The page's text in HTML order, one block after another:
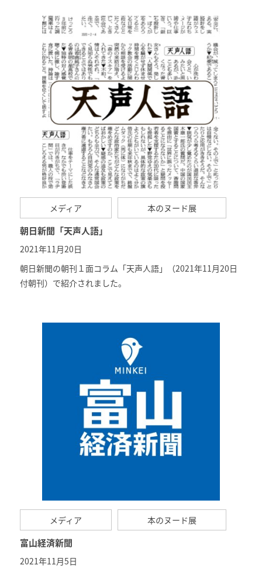
メディア 本のヌード展
朝日新聞「天声人語」
2021年11月20日
朝日新聞の朝刊１面コラム「天声人語」（2021年11月20日
付朝刊）で紹介されました。
メディア 本のヌード展
富山経済新聞
2021年11月5日